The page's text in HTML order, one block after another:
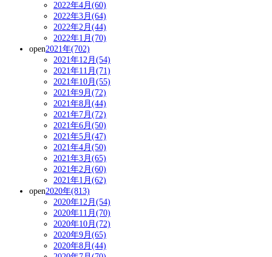
2022年4月(60)
2022年3月(64)
2022年2月(44)
2022年1月(70)
open2021年(702)
2021年12月(54)
2021年11月(71)
2021年10月(55)
2021年9月(72)
2021年8月(44)
2021年7月(72)
2021年6月(50)
2021年5月(47)
2021年4月(50)
2021年3月(65)
2021年2月(60)
2021年1月(62)
open2020年(813)
2020年12月(54)
2020年11月(70)
2020年10月(72)
2020年9月(65)
2020年8月(44)